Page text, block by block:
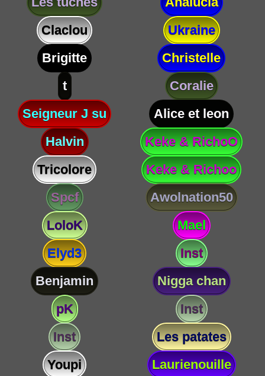
Claclou
Ukraine
Brigitte
Christelle
t
Coralie
Seigneur J su
Alice et leon
Halvin
Keke & RichoO
Tricolore
Keke & Richoo
Spcf
Awolnation50
LoloK
Mael
Elyd3
Inst
Benjamin
Nigga chan
pK
Inst
Inst
Les patates
Youpi
Laurienouille